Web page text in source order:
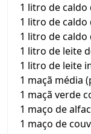
1 litro de caldo
1 litro de caldo
1 litro de caldo
1 litro de leite
1 litro de leite
1 maçã média
1 maçã verde
1 maço de
1 maço de